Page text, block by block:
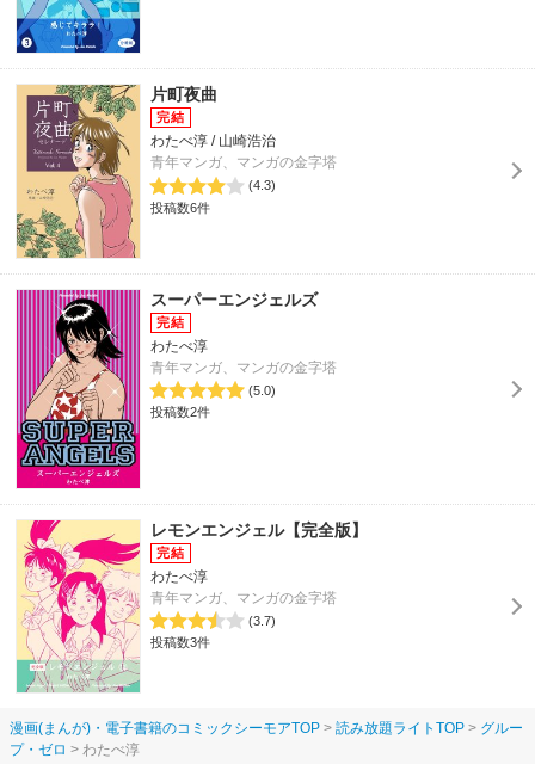
片町夜曲
わたべ淳 / 山崎浩治
青年マンガ、マンガの金字塔
(4.3)
投稿数6件
スーパーエンジェルズ
わたべ淳
青年マンガ、マンガの金字塔
(5.0)
投稿数2件
レモンエンジェル【完全版】
わたべ淳
青年マンガ、マンガの金字塔
(3.7)
投稿数3件
漫画(まんが)・電子書籍のコミックシーモアTOP 読み放題ライトTOP
グルー
プ・ゼロ
わたべ淳